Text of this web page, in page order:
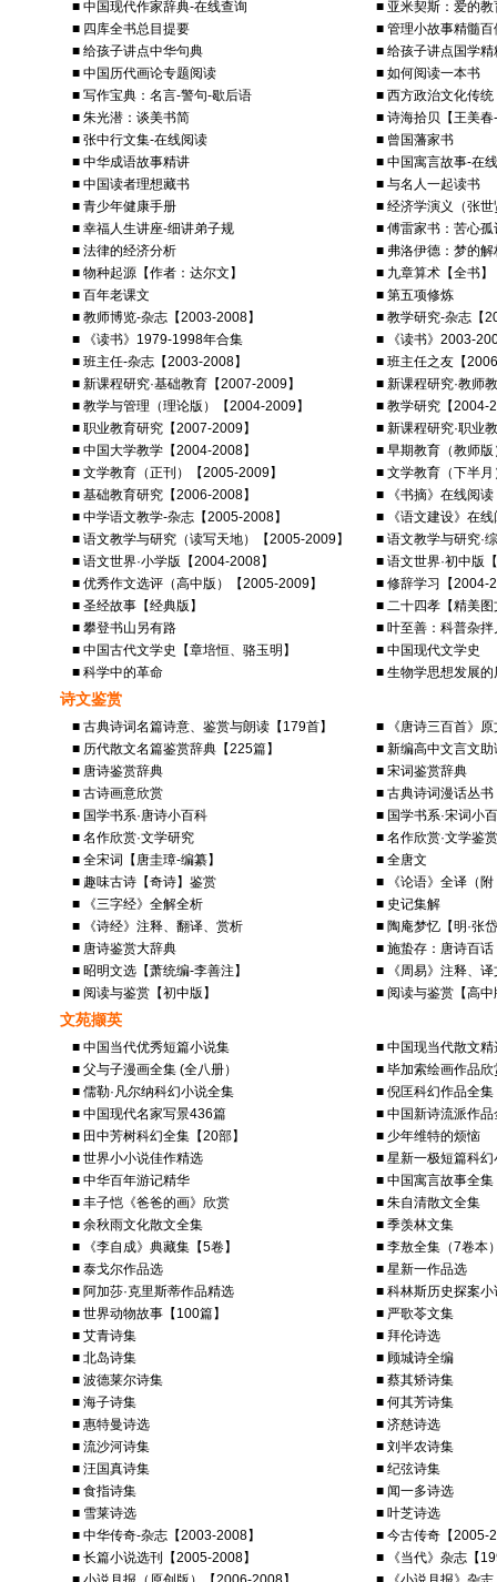
■ 中国现代作家辞典-在线查询
■ 亚米契斯：爱的教
■ 四库全书总目提要
■ 管理小故事精髓百
■ 给孩子讲点中华句典
■ 给孩子讲点国学精
■ 中国历代画论专题阅读
■ 如何阅读一本书
■ 写作宝典：名言-警句-歇后语
■ 西方政治文化传
■ 朱光潜：谈美书简
■ 诗海拾贝【王美春
■ 张中行文集-在线阅读
■ 曾国藩家书
■ 中华成语故事精讲
■ 中国寓言故事-在
■ 中国读者理想藏书
■ 与名人一起读书
■ 青少年健康手册
■ 经济学演义（张世
■ 幸福人生讲座-细讲弟子规
■ 傅雷家书：苦心
■ 法律的经济分析
■ 弗洛伊德：梦的解
■ 物种起源【作者：达尔文】
■ 九章算术【全书】
■ 百年老课文
■ 第五项修炼
■ 教师博览-杂志【2003-2008】
■ 教学研究-杂志【
■ 《读书》1979-1998年合集
■ 《读书》2003-
■ 班主任-杂志【2003-2008】
■ 班主任之友【
■ 新课程研究·基础教育【2007-2009】
■ 新课程研究·教师
■ 教学与管理（理论版）【2004-2009】
■ 教学研究【2004-
■ 职业教育研究【2007-2009】
■ 新课程研究·职业
■ 中国大学教学【2004-2008】
■ 早期教育（教师
■ 文学教育（正刊）【2005-2009】
■ 文学教育（下半
■ 基础教育研究【2006-2008】
■ 《书摘》在线阅
■ 中学语文教学-杂志【2005-2008】
■ 《语文建设》在
■ 语文教学与研究（读写天地）【2005-2009】
■ 语文教学与研究·
■ 语文世界·小学版【2004-2008】
■ 语文世界·初中版
■ 优秀作文选评（高中版）【2005-2009】
■ 修辞学习【2004-
■ 圣经故事【经典版】
■ 二十四孝【精美图
■ 攀登书山另有路
■ 叶至善：科普杂拌
■ 中国古代文学史【章培恒、骆玉明】
■ 中国现代文学史
■ 科学中的革命
■ 生物学思想发展的
诗文鉴赏
■ 古典诗词名篇诗意、鉴赏与朗读【179首】
■ 《唐诗三百首》
■ 历代散文名篇鉴赏辞典【225篇】
■ 新编高中文言文
■ 唐诗鉴赏辞典
■ 宋词鉴赏辞典
■ 古诗画意欣赏
■ 古典诗词漫话丛书
■ 国学书系·唐诗小百科
■ 国学书系·宋词小
■ 名作欣赏·文学研究
■ 名作欣赏·文学鉴赏
■ 全宋词【唐圭璋-编纂】
■ 全唐文
■ 趣味古诗【奇诗】鉴赏
■ 《论语》全译（
■ 《三字经》全解全析
■ 史记集解
■ 《诗经》注释、翻译、赏析
■ 陶庵梦忆【明·张
■ 唐诗鉴赏大辞典
■ 施蛰存：唐诗百话
■ 昭明文选【萧统编-李善注】
■ 《周易》注释、
■ 阅读与鉴赏【初中版】
■ 阅读与鉴赏【高中
文苑撷英
■ 中国当代优秀短篇小说集
■ 中国现当代散文精
■ 父与子漫画全集 (全八册）
■ 毕加索绘画作品欣
■ 儒勒·凡尔纳科幻小说全集
■ 倪匡科幻作品全集
■ 中国现代名家写景436篇
■ 中国新诗流派作品
■ 田中芳树科幻全集【20部】
■ 少年维特的烦恼
■ 世界小小说佳作精选
■ 星新一极短篇科幻
■ 中华百年游记精华
■ 中国寓言故事全集
■ 丰子恺《爸爸的画》欣赏
■ 朱自清散文全集
■ 余秋雨文化散文全集
■ 季羡林文集
■ 《李自成》典藏集【5卷】
■ 李敖全集（7卷本
■ 泰戈尔作品选
■ 星新一作品选
■ 阿加莎·克里斯蒂作品精选
■ 科林斯历史探案小
■ 世界动物故事【100篇】
■ 严歌苓文集
■ 艾青诗集
■ 拜伦诗选
■ 北岛诗集
■ 顾城诗全编
■ 波德莱尔诗集
■ 蔡其矫诗集
■ 海子诗集
■ 何其芳诗集
■ 惠特曼诗选
■ 济慈诗选
■ 流沙河诗集
■ 刘半农诗集
■ 汪国真诗集
■ 纪弦诗集
■ 食指诗集
■ 闻一多诗选
■ 雪莱诗选
■ 叶芝诗选
■ 中华传奇-杂志【2003-2008】
■ 今古传奇【2005-
■ 长篇小说选刊【2005-2008】
■ 《当代》杂志【